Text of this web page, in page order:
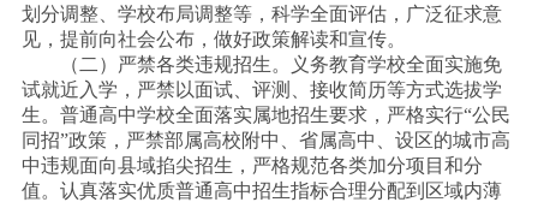
划分调整、学校布局调整等，科学全面评估，广泛征求意
见，提前向社会公布，做好政策解读和宣传。
（二）严禁各类违规招生。义务教育学校全面实施免
试就近入学，严禁以面试、评测、接收简历等方式选拔学
生。普通高中学校全面落实属地招生要求，严格实行“公民
同招”政策，严禁部属高校附中、省属高中、设区的城市高
中违规面向县域掐尖招生，严格规范各类加分项目和分
值。认真落实优质普通高中招生指标合理分配到区域内薄